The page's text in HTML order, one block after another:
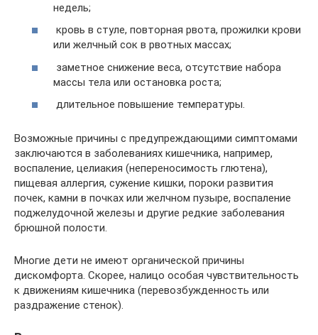
недель;
кровь в стуле, повторная рвота, прожилки крови
или желчный сок в рвотных массах;
заметное снижение веса, отсутствие набора
массы тела или остановка роста;
длительное повышение температуры.
Возможные причины с предупреждающими симптомами
заключаются в заболеваниях кишечника, например,
воспаление, целиакия (непереносимость глютена),
пищевая аллергия, сужение кишки, пороки развития
почек, камни в почках или желчном пузыре, воспаление
поджелудочной железы и другие редкие заболевания
брюшной полости.
Многие дети не имеют органической причины
дискомфорта. Скорее, налицо особая чувствительность
к движениям кишечника (перевозбужденность или
раздражение стенок).